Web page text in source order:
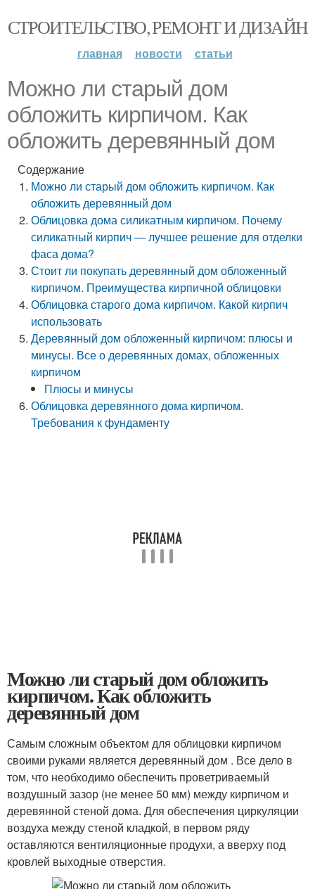
СТРОИТЕЛЬСТВО, РЕМОНТ И ДИЗАЙН
главная новости статьи
Можно ли старый дом
обложить кирпичом. Как
обложить деревянный дом
Содержание
Можно ли старый дом обложить кирпичом. Как
обложить деревянный дом
Облицовка дома силикатным кирпичом. Почему
силикатный кирпич — лучшее решение для отделки
фаса дома?
Стоит ли покупать деревянный дом обложенный
кирпичом. Преимущества кирпичной облицовки
Облицовка старого дома кирпичом. Какой кирпич
использовать
Деревянный дом обложенный кирпичом: плюсы и
минусы. Все о деревянных домах, обложенных
кирпичом
Плюсы и минусы
Облицовка деревянного дома кирпичом.
Требования к фундаменту
Можно ли старый дом обложить
кирпичом. Как обложить
деревянный дом
Самым сложным объектом для облицовки кирпичом
своими руками является деревянный дом . Все дело в
том, что необходимо обеспечить проветриваемый
воздушный зазор (не менее 50 мм) между кирпичом и
деревянной стеной дома. Для обеспечения циркуляции
воздуха между стеной кладкой, в первом ряду
оставляются вентиляционные продухи, а вверху под
кровлей выходные отверстия.